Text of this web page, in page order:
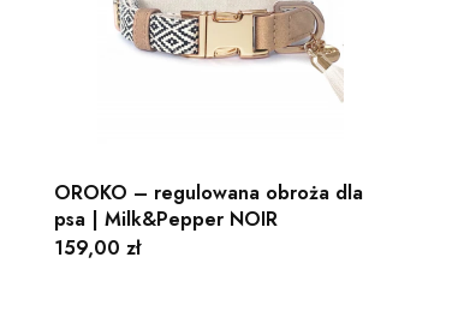
OROKO – regulowana obroża dla
psa | Milk&Pepper NOIR
Cena
159,00 zł